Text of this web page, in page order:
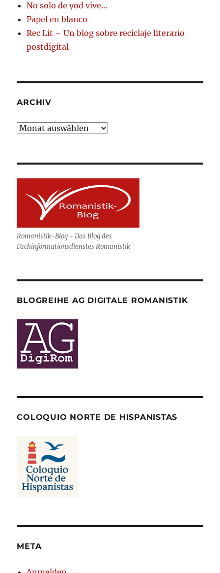
No solo de yod vive…
Papel en blanco
Rec Lit – Un blog sobre reciclaje literario
postdigital
ARCHIV
Archiv
Romanistik-Blog - Das Blog des
Fachinformationsdienstes Romanistik
BLOGREIHE AG DIGITALE ROMANISTIK
COLOQUIO NORTE DE HISPANISTAS
META